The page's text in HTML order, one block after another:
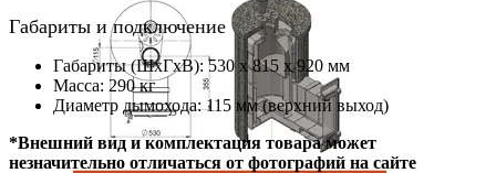
Габариты и подключение
Габариты (ШхГхВ): 530 х 815 х 920 мм
Масса: 290 кг
Диаметр дымохода: 115 мм (верхний выход)
*Внешний вид и комплектация товара может
незначительно отличаться от фотографий на сайте